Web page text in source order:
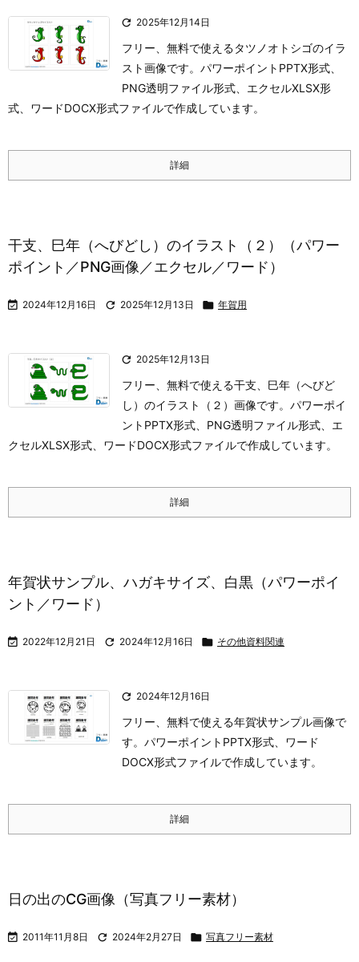
 2025年12月14日
フリー、無料で使えるタツノオトシゴのイラ
スト画像です。パワーポイントPPTX形式、
PNG透明ファイル形式、エクセルXLSX形
式、ワードDOCX形式ファイルで作成しています。
詳細
干支、巳年（へびどし）のイラスト（２）（パワー
ポイント／PNG画像／エクセル／ワード）
 2024年12月16日  2025年12月13日  年賀用
 2025年12月13日
フリー、無料で使える干支、巳年（へびど
し）のイラスト（２）画像です。パワーポイ
ントPPTX形式、PNG透明ファイル形式、エ
クセルXLSX形式、ワードDOCX形式ファイルで作成しています。
詳細
年賀状サンプル、ハガキサイズ、白黒（パワーポイ
ント／ワード）
 2022年12月21日  2024年12月16日  その他資料関連
 2024年12月16日
フリー、無料で使える年賀状サンプル画像で
す。パワーポイントPPTX形式、ワード
DOCX形式ファイルで作成しています。
詳細
日の出のCG画像（写真フリー素材）
 2011年11月8日  2024年2月27日  写真フリー素材